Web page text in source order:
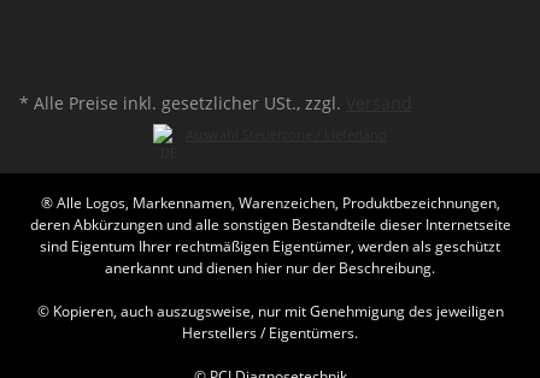
* Alle Preise inkl. gesetzlicher USt., zzgl.
® Alle Logos, Markennamen, Warenzeichen, Produktbezeichnungen,
deren Abkürzungen und alle sonstigen Bestandteile dieser Internetseite
sind Eigentum Ihrer rechtmäßigen Eigentümer, werden als geschützt
anerkannt und dienen hier nur der Beschreibung.
© Kopieren, auch auszugsweise, nur mit Genehmigung des jeweiligen
Herstellers / Eigentümers.